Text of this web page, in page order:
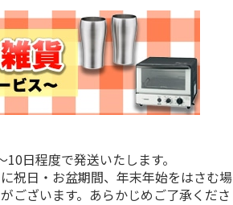
日程度で発送いたします。
祝日・お盆期間、年末年始をはさむ場
ございます。あらかじめご了承くださ